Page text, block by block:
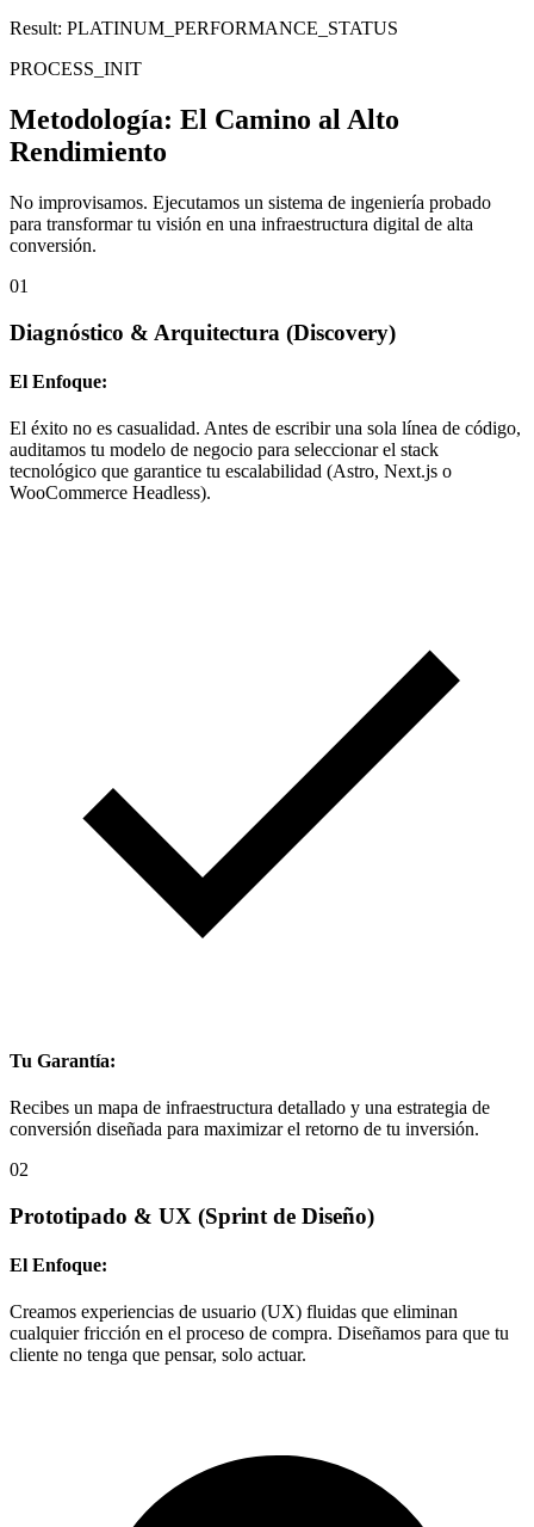
Result: PLATINUM_PERFORMANCE_STATUS
PROCESS_INIT
Metodología: El Camino al Alto
Rendimiento
No improvisamos. Ejecutamos un sistema de ingeniería probado
para transformar tu visión en una infraestructura digital de alta
conversión.
01
Diagnóstico & Arquitectura (Discovery)
El Enfoque:
El éxito no es casualidad. Antes de escribir una sola línea de código,
auditamos tu modelo de negocio para seleccionar el stack
tecnológico que garantice tu escalabilidad (Astro, Next.js o
WooCommerce Headless).
Tu Garantía:
Recibes un mapa de infraestructura detallado y una estrategia de
conversión diseñada para maximizar el retorno de tu inversión.
02
Prototipado & UX (Sprint de Diseño)
El Enfoque:
Creamos experiencias de usuario (UX) fluidas que eliminan
cualquier fricción en el proceso de compra. Diseñamos para que tu
cliente no tenga que pensar, solo actuar.